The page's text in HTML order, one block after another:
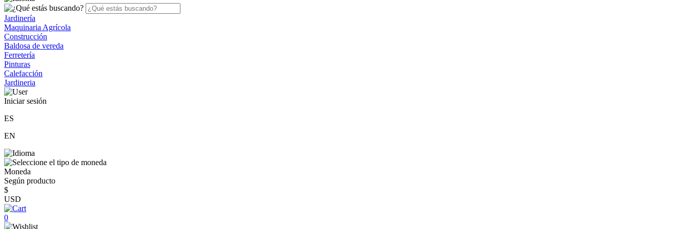
Jardinería
Maquinaria Agrícola
Construcción
Baldosa de vereda
Ferretería
Pinturas
Calefacción
Jardineria
Iniciar sesión
ES
EN
Moneda
Según producto
$
USD
0